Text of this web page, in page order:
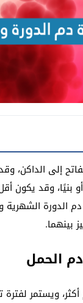
إلى
بنيًا، وقد
الدورة الشهرية
بينهما.
الحمل
ويستمر لفترة